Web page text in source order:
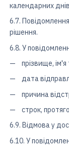
календарних
6.7.
рішення.
6.8. У
прізвище,
дата
причина
строк,
6.9. Відмова у
6.10. У